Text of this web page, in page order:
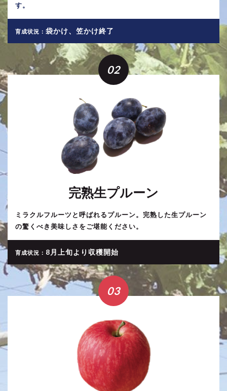
す。
育成状況： 袋かけ、笠かけ終了
02
完熟生プルーン
ミラクルフルーツと呼ばれるプルーン。完熟した生プルーン
の驚くべき美味しさをご堪能ください。
育成状況： 8月上旬より収穫開始
03